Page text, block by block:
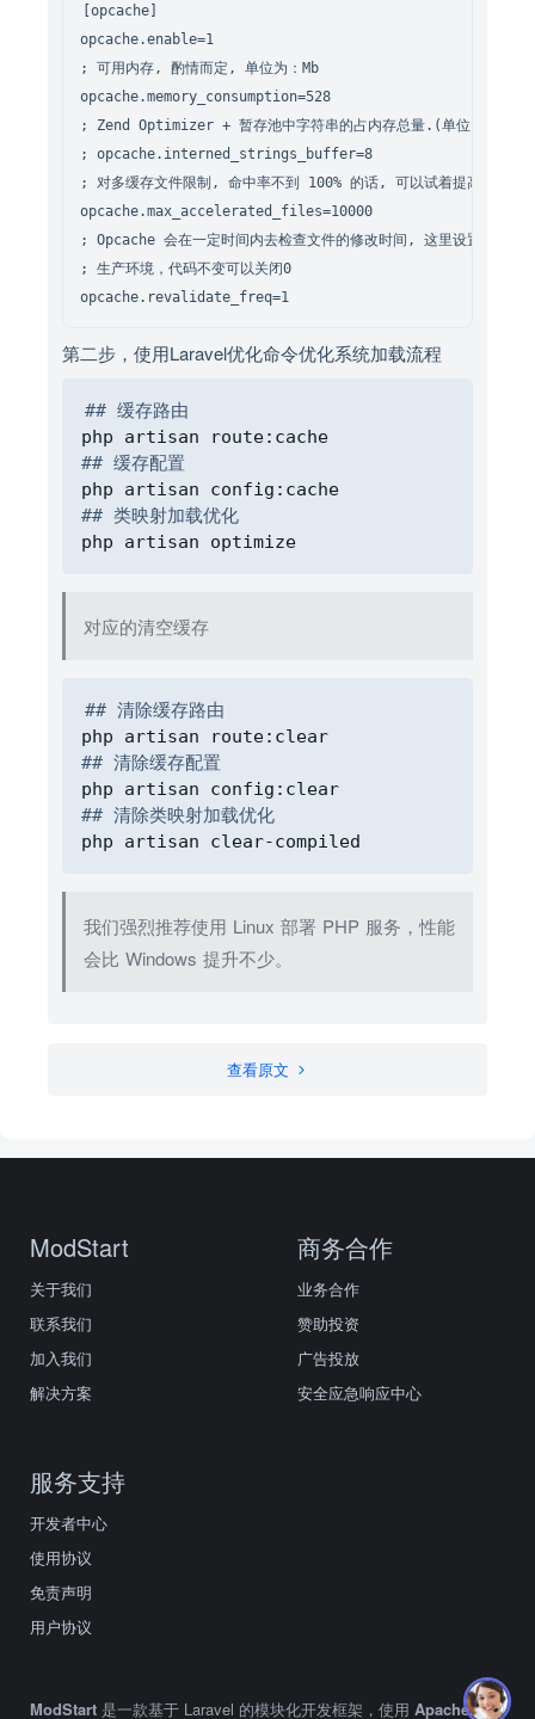
[opcache]
opcache.enable=1
; 可用内存, 酌情而定, 单位为：Mb
opcache.memory_consumption=528
; Zend Optimizer + 暂存池中字符串的占内存总量.(单位:MB)
; opcache.interned_strings_buffer=8
; 对多缓存文件限制, 命中率不到 100% 的话, 可以试着提高这个值
opcache.max_accelerated_files=10000
; Opcache 会在一定时间内去检查文件的修改时间, 这里设置检查
; 生产环境，代码不变可以关闭0
opcache.revalidate_freq=1
第二步，使用Laravel优化命令优化系统加载流程
## 缓存路由
## 缓存配置
## 类映射加载优化
对应的清空缓存
## 清除缓存路由
## 清除缓存配置
## 清除类映射加载优化
我们强烈推荐使用 Linux 部署 PHP 服务，性能
会比 Windows 提升不少。
查看原文
ModStart
关于我们
联系我们
加入我们
解决方案
商务合作
业务合作
赞助投资
广告投放
安全应急响应中心
服务支持
开发者中心
使用协议
免责声明
用户协议
ModStart 是一款基于 Laravel 的模块化开发框架，使用 Apache2.0